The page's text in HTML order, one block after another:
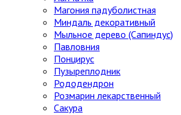
Магония падуболистная
Миндаль декоративный
Мыльное дерево (Сапиндус)
Павловния
Понцирус
Пузыреплодник
Рододендрон
Розмарин лекарственный
Сакура